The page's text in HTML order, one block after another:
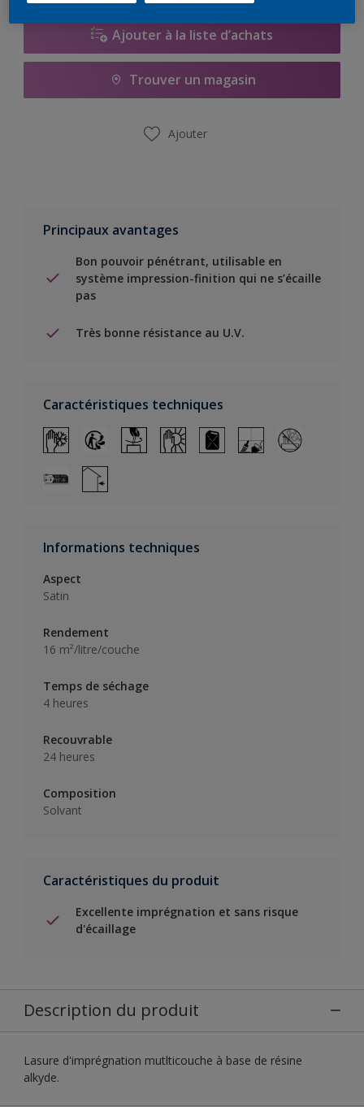
Ajouter à la liste d’achats
Trouver un magasin
Ajouter
Principaux avantages
Bon pouvoir pénétrant, utilisable en
système impression-finition qui ne s’écaille
pas
Très bonne résistance au U.V.
Caractéristiques techniques
Informations techniques
Aspect
Satin
Rendement
16 m²/litre/couche
Temps de séchage
4 heures
Recouvrable
24 heures
Composition
Solvant
Caractéristiques du produit
Excellente imprégnation et sans risque
d'écaillage
Description du produit
Lasure d'imprégnation mutlticouche à base de résine
alkyde.